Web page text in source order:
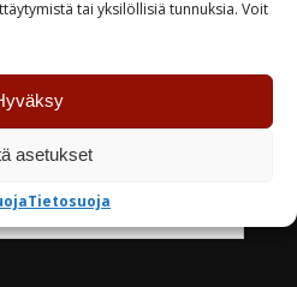
tai yksilöllisiä tunnuksia. Voit
asetukset
Tietosuoja